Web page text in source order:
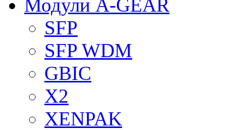
Модули A-GEAR
SFP
SFP WDM
GBIC
X2
XENPAK